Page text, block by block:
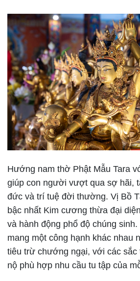
Hướng nam thờ Phật Mẫu Tara
giúp con người vượt qua sợ hãi,
đức và trí tuệ đời thường. Vị Bồ
bậc nhất Kim cương thừa đại
và hành động phổ độ chúng
mang một công hạnh khác nhau
tiêu trừ chướng ngại, với các sắc
nộ phù hợp nhu cầu tu tập của